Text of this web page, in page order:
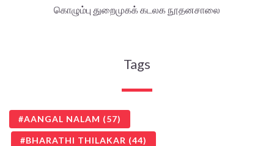
கொழும்பு துறைமுகக் கடலக நூதனசாலை
Tags
AANGAL NALAM (57)
BHARATHI THILAKAR (44)